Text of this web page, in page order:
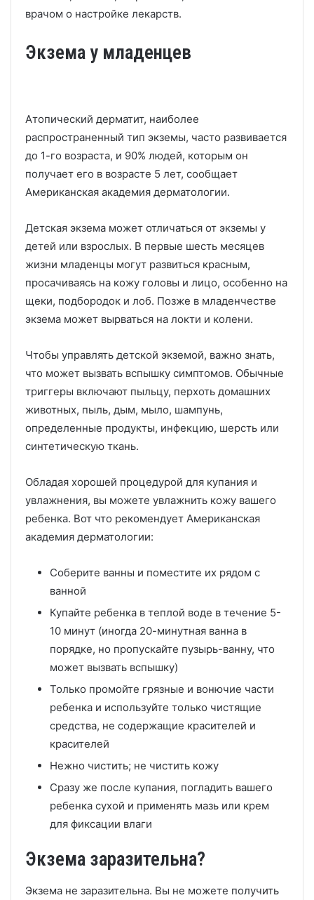
врачом о настройке лекарств.
Экзема у младенцев
Атопический дерматит, наиболее
распространенный тип экземы, часто развивается
до 1-го возраста, и 90% людей, которым он
получает его в возрасте 5 лет, сообщает
Американская академия дерматологии.
Детская экзема может отличаться от экземы у
детей или взрослых. В первые шесть месяцев
жизни младенцы могут развиться красным,
просачиваясь на кожу головы и лицо, особенно на
щеки, подбородок и лоб. Позже в младенчестве
экзема может вырваться на локти и колени.
Чтобы управлять детской экземой, важно знать,
что может вызвать вспышку симптомов. Обычные
триггеры включают пыльцу, перхоть домашних
животных, пыль, дым, мыло, шампунь,
определенные продукты, инфекцию, шерсть или
синтетическую ткань.
Обладая хорошей процедурой для купания и
увлажнения, вы можете увлажнить кожу вашего
ребенка. Вот что рекомендует Американская
академия дерматологии:
Соберите ванны и поместите их рядом с
ванной
Купайте ребенка в теплой воде в течение 5-
10 минут (иногда 20-минутная ванна в
порядке, но пропускайте пузырь-ванну, что
может вызвать вспышку)
Только промойте грязные и вонючие части
ребенка и используйте только чистящие
средства, не содержащие красителей и
красителей
Нежно чистить; не чистить кожу
Сразу же после купания, погладить вашего
ребенка сухой и применять мазь или крем
для фиксации влаги
Экзема заразительна?
Экзема не заразительна. Вы не можете получить